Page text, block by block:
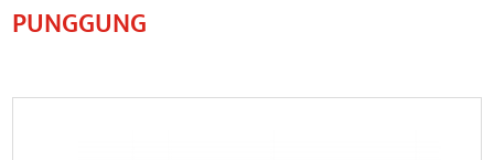
PUNGGUNG